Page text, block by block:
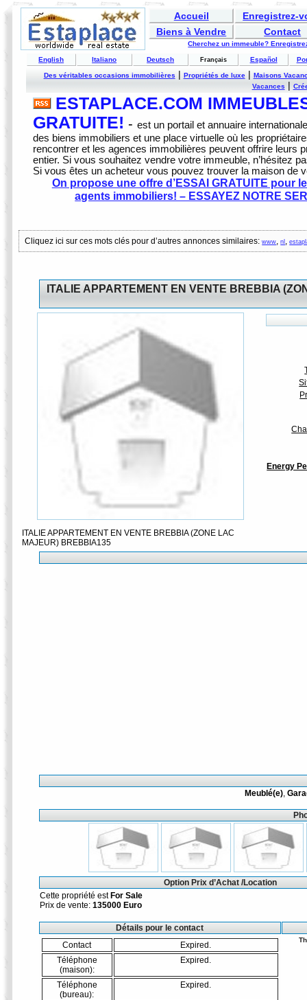
Accueil
Enregistrez-
Biens à Vendre
Contact
Cherchez un immeuble?
English Italiano Deutsch Français Español
Des véritables occasions immobilières| Propriétés de luxe| Maisons
Vacances |
ESTAPLACE.COM
GRATUITE! -est un portail et annuaire
des biens immobiliers et une place virtuelle où les
rencontrer et les agences immobilières peuvent offrire leurs
entier. Si vous souhaitez vendre votre immeuble, n’hésitez
Si vous êtes un acheteur vous pouvez trouver la maison de
On propose une offre d’ESSAI GRATUITE pour
agents immobiliers! – ESSAYEZ NOTRE
Cliquez ici sur ces mots clés pour d’autres annonces similaires:www,nl ,
ITALIE APPARTEMENT EN VENTE BREBBIA
ITALIE APPARTEMENT EN VENTE BREBBIA (ZONE LAC
MAJEUR) BREBBIA135
Energy
Meublé(e),
Option Prix d’Achat /Location
Cette propriété est For Sale
Prix de vente: 135000 Euro
Détails pour le contact
Contact
Expired.
Téléphone
(maison):
Expired.
Téléphone
(bureau):
Expired.